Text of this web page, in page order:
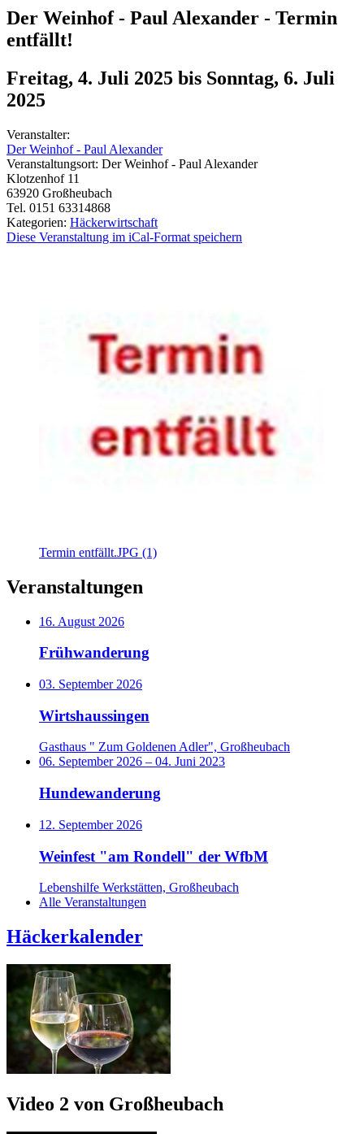
Der Weinhof - Paul Alexander - Termin
entfällt!
Freitag, 4. Juli 2025 bis Sonntag, 6. Juli
2025
Veranstalter:
Der Weinhof - Paul Alexander
Veranstaltungsort: Der Weinhof - Paul Alexander
Klotzenhof 11
63920 Großheubach
Tel. 0151 63314868
Kategorien: Häckerwirtschaft
Diese Veranstaltung im iCal-Format speichern
Termin entfällt.JPG (1)
Veranstaltungen
16. August 2026
Frühwanderung
03. September 2026
Wirtshaussingen
Gasthaus " Zum Goldenen Adler", Großheubach
06. September 2026 – 04. Juni 2023
Hundewanderung
12. September 2026
Weinfest "am Rondell" der WfbM
Lebenshilfe Werkstätten, Großheubach
Alle Veranstaltungen
Häckerkalender
Video 2 von Großheubach